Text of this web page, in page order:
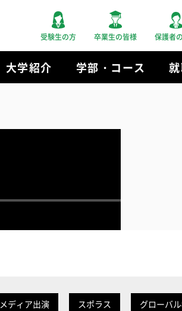
受験生の方 卒業生の皆様 保護者
大学紹介 学部・コース
メディア出演 スポラス グローバ